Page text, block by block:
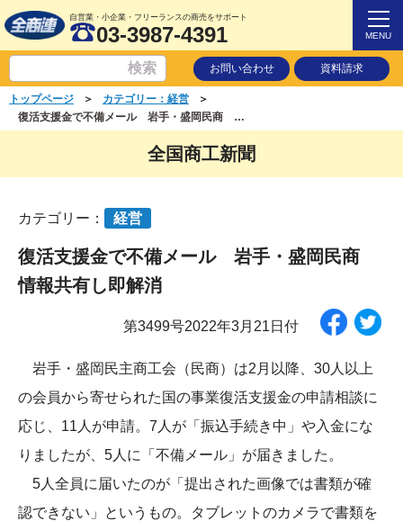
自営業・小企業・フリーランスの商売をサポート
03-3987-4391 MENU
お問い合わせ 資料請求
トップページ ＞ カテゴリー：経営
＞
復活支援金で不備メール 岩手・盛岡民商 情報共有し即解消
全国商工新聞
カテゴリー： 経営
復活支援金で不備メール 岩手・盛岡民商
情報共有し即解消
第3499号2022年3月21日付
岩手・盛岡民主商工会（民商）は2月以降、30人以上
の会員から寄せられた国の事業復活支援金の申請相談に
応じ、11人が申請。7人が「振込手続き中」や入金にな
りましたが、5人に「不備メール」が届きました。
5人全員に届いたのが「提出された画像では書類が確
認できない」というもの。タブレットのカメラで書類を